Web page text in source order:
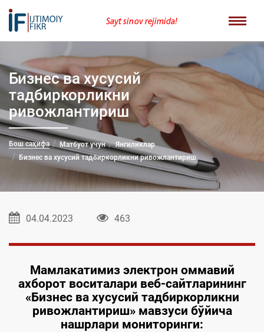
Sayt sinov rejimida!
Бизнес ва хусусий
тадбиркорликни
ривожлантириш
Бош саҳифа Матбуот учун
Янгиликлар
Бизнес ва хусусий тадбиркорликни ривожлантириш
04.04.2023 463
Мамлакатимиз электрон оммавий
ахборот воситалари веб-сайтларининг
«Бизнес ва хусусий тадбиркорликни
ривожлантириш» мавзуси бўйича
нашрлари мониторинги: